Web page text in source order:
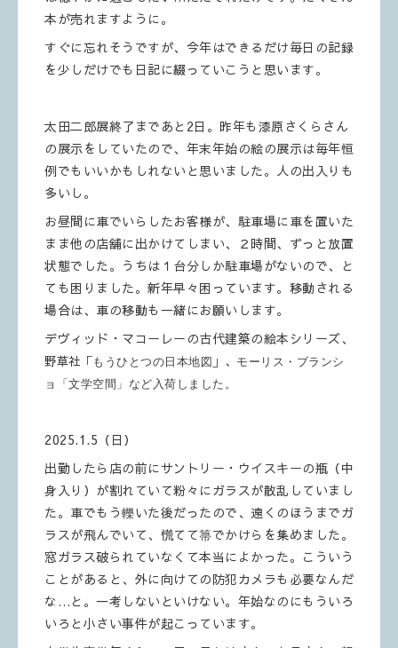
本が売れますように。
すぐに忘れそうですが、今年はできるだけ毎日の記録
を少しだけでも日記に綴っていこうと思います。
太田二郎展終了まであと2日。昨年も漆原さくらさん
の展示をしていたので、年末年始の絵の展示は毎年恒
例でもいいかもしれないと思いました。人の出入りも
多いし。
お昼間に車でいらしたお客様が、駐車場に車を置いた
まま他の店舗に出かけてしまい、２時間、ずっと放置
状態でした。うちは１台分しか駐車場がないので、と
ても困りました。新年早々困っています。移動される
場合は、車の移動も一緒にお願いします。
デヴィッド・マコーレーの古代建築の絵本シリーズ、
野草社「もうひとつの日本地図 」、 モーリス・ブランシ
ョ「 文学空間 」など入荷しました。
2025.1.5（日）
出勤したら店の前にサントリー・ウイスキーの瓶（中
身入り）が割れていて粉々にガラスが散乱していまし
た。車でもう轢いた後だったので、遠くのほうまでガ
ラスが飛んでいて、慌てて箒でかけらを集めました。
窓ガラス破られていなくて本当によかった。こういう
ことがあると、外に向けての防犯カメラも必要なんだ
な…と。一考しないといけない。年始なのにもういろ
いろと小さい事件が起こっています。